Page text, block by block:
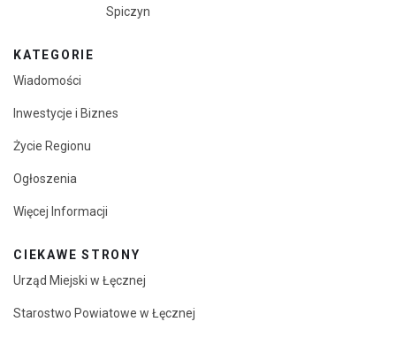
Spiczyn
KATEGORIE
Wiadomości
Inwestycje i Biznes
Życie Regionu
Ogłoszenia
Więcej Informacji
CIEKAWE STRONY
Urząd Miejski w Łęcznej
Starostwo Powiatowe w Łęcznej